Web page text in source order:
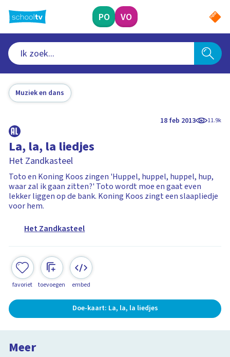
naar
hoofdinhoud
PO VO
Muziek en dans
18 feb 2013 11.9k
La, la, la liedjes
Het Zandkasteel
Toto en Koning Koos zingen 'Huppel, huppel, huppel, hup,
waar zal ik gaan zitten?' Toto wordt moe en gaat even
lekker liggen op de bank. Koning Koos zingt een slaapliedje
voor hem.
Het Zandkasteel
favoriet toevoegen embed
Doe-kaart: La, la, la liedjes
Meer